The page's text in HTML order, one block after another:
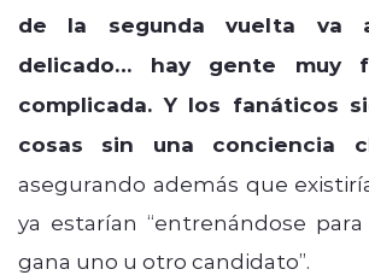
de la segunda vuelta va
delicado… hay gente muy
complicada. Y los fanáticos
cosas sin una conciencia
asegurando además que
ya estarían “entrenándose
gana uno u otro candidato”.